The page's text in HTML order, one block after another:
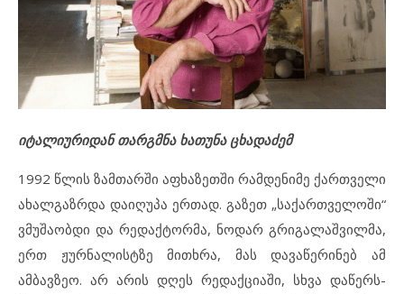
იტალიურიდან თარგმნა ხათუნა ცხადაძემ
1992 წლის ზამთარში აფხაზეთში რამდენიმე ქართველი
ახალგაზრდა დაიღუპა ერთად. გაზეთ „საქართველოში“
ვმუშაობდი და რედაქტორმა, ნოდარ გრიგალაშვილმა,
ერთ ჟურნალისტზე მითხრა, მას დავაწერინებ ამ
ამბავზეო. არ არის დღეს რედაქციაში, სხვა დაწერს-